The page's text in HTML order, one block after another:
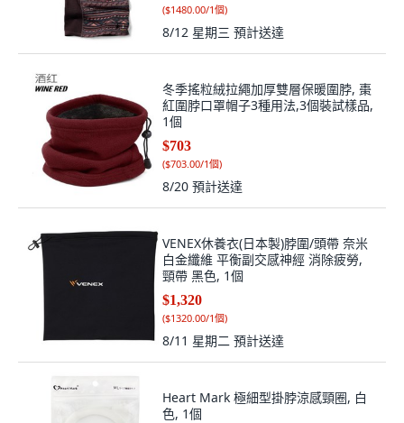
($1480.00/1個)
8/12 星期三 預計送達
冬季搖粒絨拉繩加厚雙層保暖圍脖, 棗
紅圍脖口罩帽子3種用法,3個裝試樣品,
1個
$703
($703.00/1個)
8/20 預計送達
VENEX休養衣(日本製)脖圍/頭帶 奈米
白金纖維 平衡副交感神經 消除疲勞,
頸帶 黑色, 1個
$1,320
($1320.00/1個)
8/11 星期二 預計送達
Heart Mark 極細型掛脖涼感頸圈, 白
色, 1個